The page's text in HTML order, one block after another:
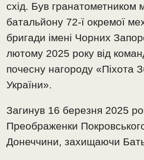
схід. Був гранатометником
батальйону 72-ї окремої
бригади імені Чорних
лютому 2025 року від
почесну нагороду «Піхота
України».
Загинув 16 березня 2025
Преображенки
Донеччини, захищаючи